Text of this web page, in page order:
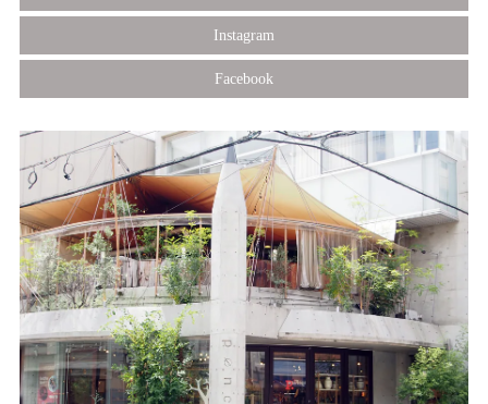
Instagram
Facebook